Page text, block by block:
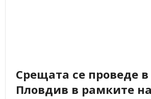
Срещата се проведе
Пловдив в рамките на